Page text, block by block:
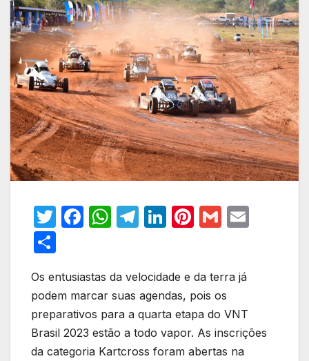
T
er
F
e
b
o
o
W
s
A
p
p
T
gr
a
m
Li
e
dI
n
Pi
e
st
G
ar
e
Os entusiastas da velocidade e da terra já
podem marcar suas agendas, pois os
preparativos para a quarta etapa do VNT
Brasil 2023 estão a todo vapor. As inscrições
da categoria Kartcross foram abertas na